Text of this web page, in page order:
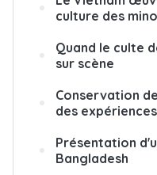
culture des
Quand le culte
sur scène
Conservation
des
Présentation
Bangladesh